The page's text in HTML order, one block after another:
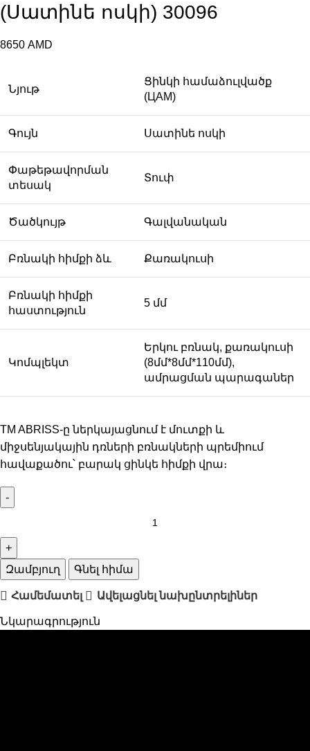
(Սատինե ոսկի) 30096
8650 AMD
Նյութ
Ցինկի համաձուլվածք
(ЦАМ)
Գույն Սատինե ոսկի
Փաթեթավորման
տեսակ
Տուփ
Ծածկույթ Գալվանական
Բռնակի հիմքի ձև Քառակուսի
Բռնակի հիմքի
հաստություն
5 մմ
Կոմպլեկտ
Երկու բռնակ, քառակուսի
(8մմ*8մմ*110մմ),
ամրացման պարագաներ
TM ABRISS-ը ներկայացնում է մուտքի և
միջսենյակային դռների բռնակների պրեմիում
հավաքածու՝ բարակ ցինկե հիմքի վրա։
Զամբյուղ Գնել հիմա
Համեմատել Ավելացնել նախընտրելիներ
Նկարագրություն